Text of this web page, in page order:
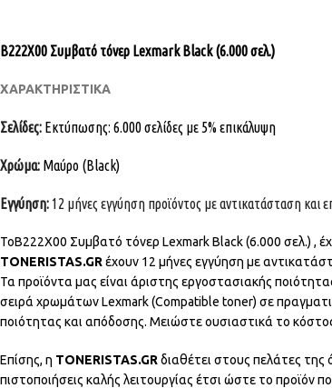
B222X00 Συμβατό τόνερ Lexmark Black (6.000 σελ.)
ΧΑΡΑΚΤΗΡΙΣΤΙΚΑ
Σελίδες: Εκτύπωσης: 6.000 σελίδες με 5% επικάλυψη
Χρώμα: Μαύρο (Black)
Εγγύηση: 12 μήνες εγγύηση προϊόντος με αντικατάσταση
ΤοB222X00 Συμβατό τόνερ Lexmark Black (6.000 σελ.) ,
TONERISTAS.GR έχουν 12 μήνες εγγύηση με
Τα προϊόντα μας είναι άριστης εργοστασιακής
σειρά χρωμάτων Lexmark (Compatible toner) σε
ποιότητας και απόδοσης. Μειώστε ουσιαστικά το
Επίσης, η TONERISTAS.GR διαθέτει στους πελάτες
πιστοποιήσεις καλής λειτουργίας έτσι ώστε το